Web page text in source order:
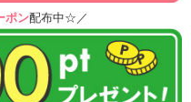
ポン配布中☆／